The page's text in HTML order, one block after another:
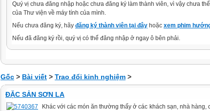
Quý vị chưa đăng nhập hoặc chưa đăng ký làm thành viên, vì vậy chưa
của Thư viện về máy tính của mình.
Nếu chưa đăng ký, hãy đăng ký thành viên tại đây hoặc xem phim
Nếu đã đăng ký rồi, quý vị có thể đăng nhập ở ngay ô bên phải.
Gốc > Bài viết > Trao đổi kinh nghiệm >
ĐẶC SẢN SƠN LA
Khác với các món ăn thường thấy ở các khách sạn, nhà hàng,